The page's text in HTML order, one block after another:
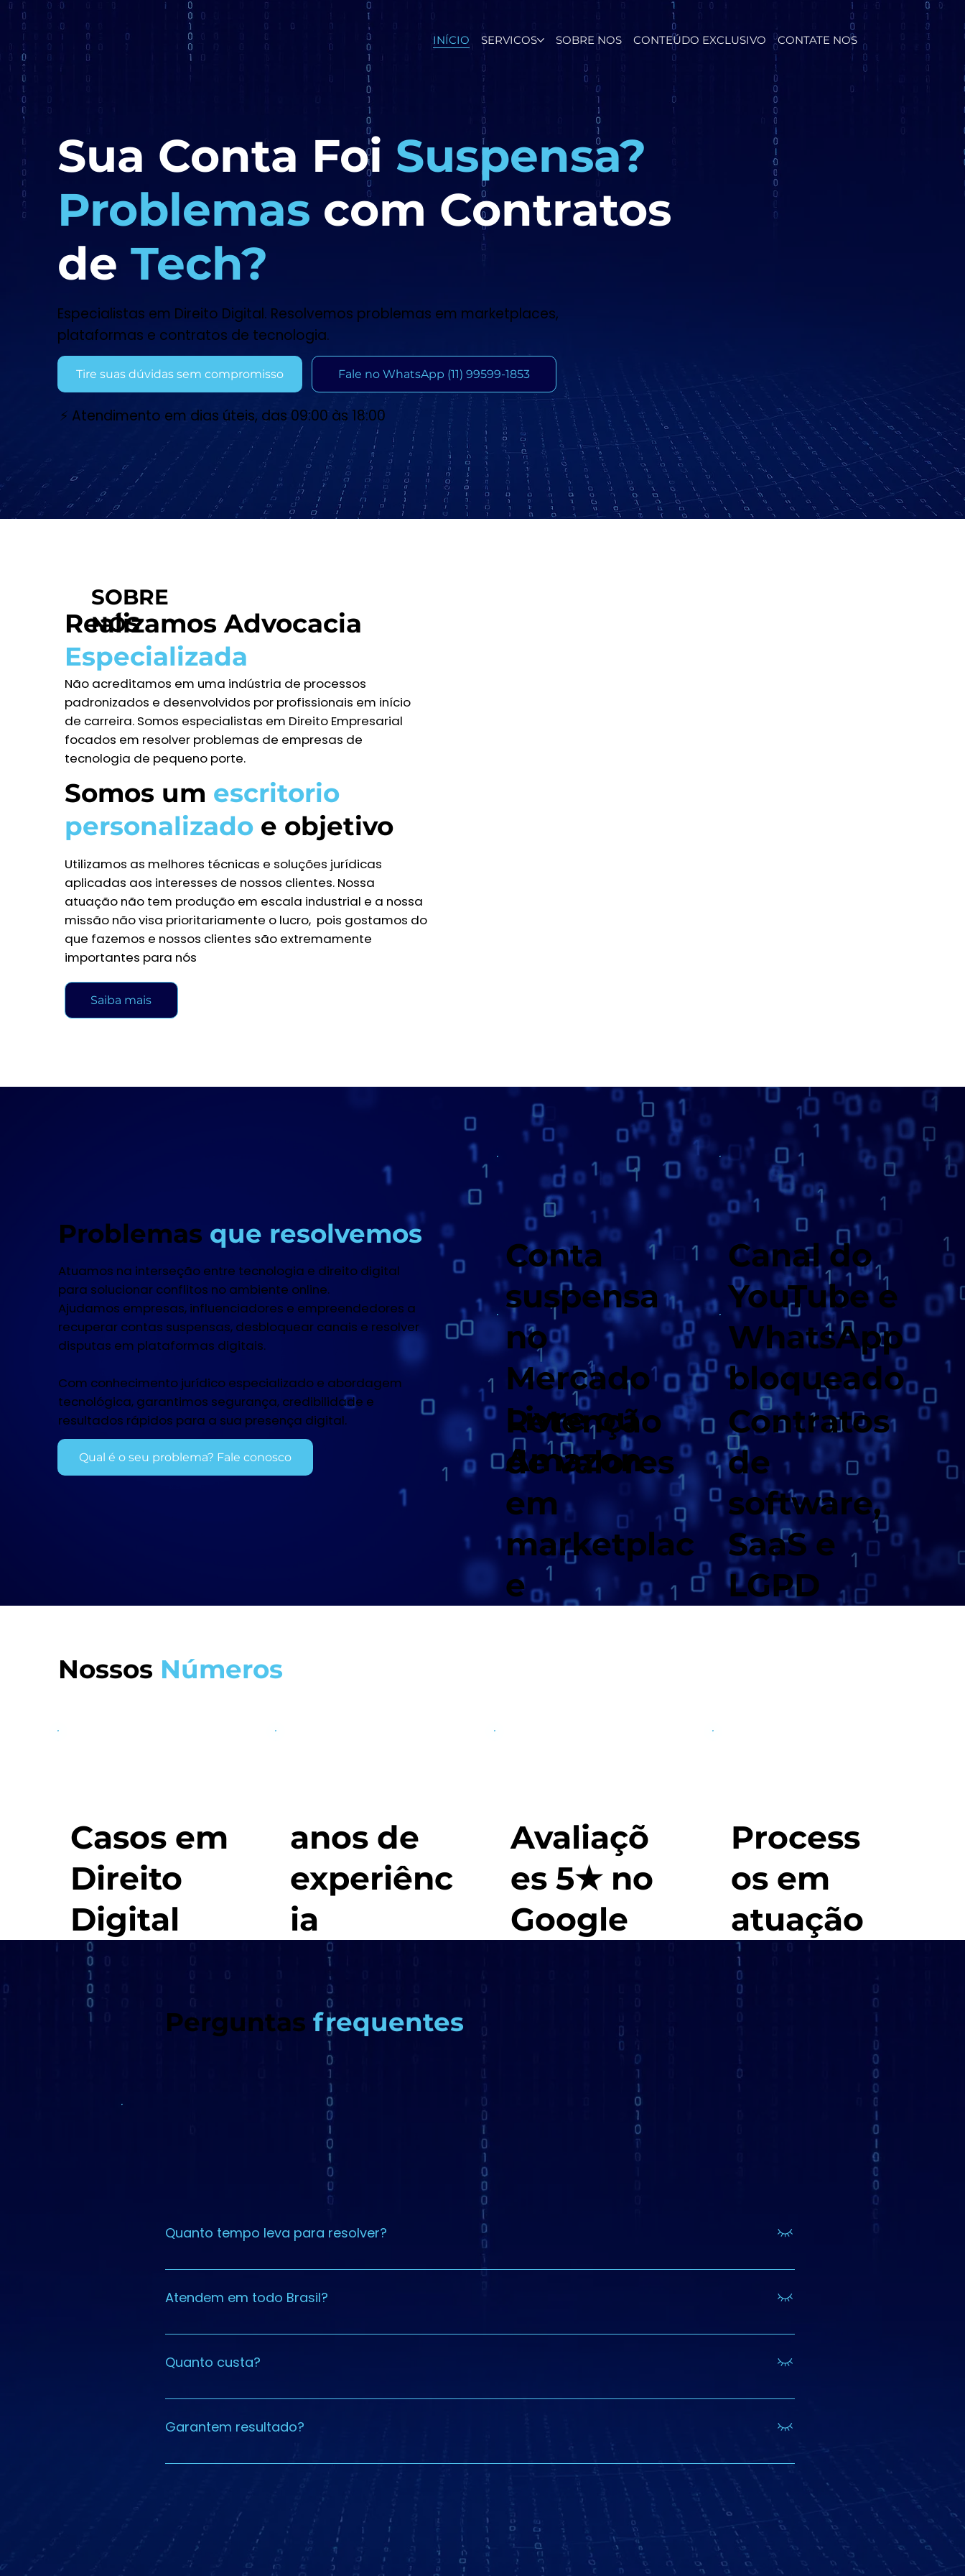
INÍCIO SERVICOS SOBRE NOS CONTEÚDO EXCLUSIVO CONTATE NOS
Sua Conta Foi Suspensa?
Problemas com Contratos
deTech?
Especialistas em Direito Digital. Resolvemos problemas em marketplaces,
plataformas e contratos de tecnologia.
Tire suas dúvidas sem compromisso Fale no WhatsApp (11) 99599-1853
⚡ Atendimento em dias úteis, das 09:00 às 18:00
SOBRE
NÓS
Realizamos Advocacia
Especializada
Não acreditamos em uma indústria de processos
padronizados e desenvolvidos por profissionais em início
de carreira. Somos especialistas em Direito Empresarial
focados em resolver problemas de empresas de
tecnologia de pequeno porte.
Somos um escritorio
personalizadoe objetivo
Utilizamos as melhores técnicas e soluções jurídicas
aplicadas aos interesses de nossos clientes. Nossa
atuação não tem produção em escala industrial e a nossa
missão não visa prioritariamente o lucro, pois gostamos do
que fazemos e nossos clientes são extremamente
importantes para nós​
Saiba mais
Problemas que resolvemos
Atuamos na interseção entre tecnologia e direito digital
para solucionar conflitos no ambiente online.
Ajudamos empresas, influenciadores e empreendedores a
recuperar contas suspensas, desbloquear canais e resolver
disputas em plataformas digitais.
Com conhecimento jurídico especializado e abordagem
tecnológica, garantimos segurança, credibilidade e
resultados rápidos para a sua presença digital.
Qual é o seu problema? Fale conosco
Conta
suspensa
no
Mercado
Livre ou
Amazon
Retenção
de valores
em
marketplac
e
Canal do
YouTube e
WhatsApp
bloqueado
Contratos
de
software,
SaaS e
LGPD
Nossos Números
Casos em
Direito
Digital
anos de
experiênc
ia
Avaliaçõ
es 5★ no
Google
Process
os em
atuação
Perguntas frequentes
Quanto tempo leva para resolver?
Extrajudicial: 10-20 dias. Judicial: 30-60 dias para liminar.
Atendem em todo Brasil?
Sim, atendimento 100% online em todo território nacional.
Quanto custa?
Análise inicial sem compromisso. Orçamento personalizado após avaliação.
Garantem resultado?
Taxa de êxito elevada com base em experiência prática. Avaliamos viabilidade antes de você contratar.